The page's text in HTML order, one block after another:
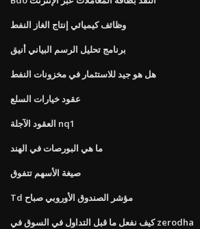
وظائف كيميائي إنتاج الغاز النفط
برنامج تحليل الرسم البياني أنيق
هل هو جيد للاستثمار في مخزونات النفط
عقود خيارات السلع
العقود الآجلة nq1
ما هي البورصات في الهند
صيغة الأسهم تتفوق
Td مؤشر الصندوق الأوروبي صباح
كيف نفعل ما قبل التداول في السوق في zerodha